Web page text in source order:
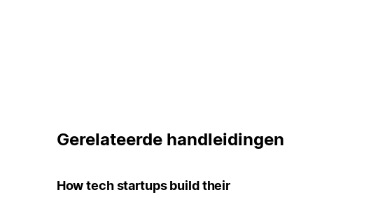
Gerelateerde handleidingen
How tech startups build their